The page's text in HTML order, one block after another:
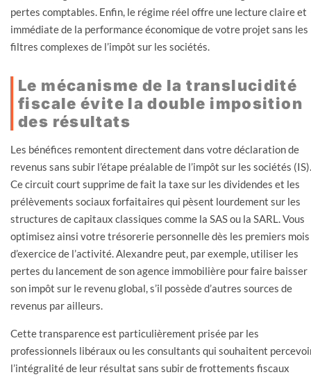
pertes comptables. Enfin, le régime réel offre une lecture claire et
immédiate de la performance économique de votre projet sans les
filtres complexes de l’impôt sur les sociétés.
Le mécanisme de la translucidité
fiscale évite la double imposition
des résultats
Les bénéfices remontent directement dans votre déclaration de
revenus sans subir l’étape préalable de l’impôt sur les sociétés (IS).
Ce circuit court supprime de fait la taxe sur les dividendes et les
prélèvements sociaux forfaitaires qui pèsent lourdement sur les
structures de capitaux classiques comme la SAS ou la SARL. Vous
optimisez ainsi votre trésorerie personnelle dès les premiers mois
d’exercice de l’activité. Alexandre peut, par exemple, utiliser les
pertes du lancement de son agence immobilière pour faire baisser
son impôt sur le revenu global, s’il possède d’autres sources de
revenus par ailleurs.
Cette transparence est particulièrement prisée par les
professionnels libéraux ou les consultants qui souhaitent
l’intégralité de leur résultat sans subir de frottements fiscaux